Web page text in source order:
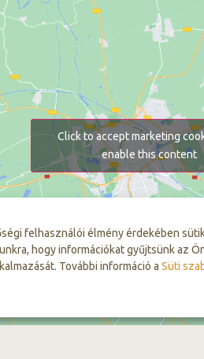
felhasználói élmény érdekében
hogy információkat gyűjtsünk az
További információ a Süti
Click to accept marketing
enable this content